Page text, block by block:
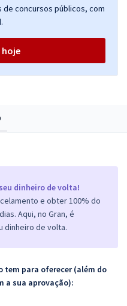
dinheiro de volta!
e obter 100% do
Aqui, no Gran, é
dinheiro de volta.
tem para oferecer (além do
a sua aprovação):
de concursos públicos, com
hoje